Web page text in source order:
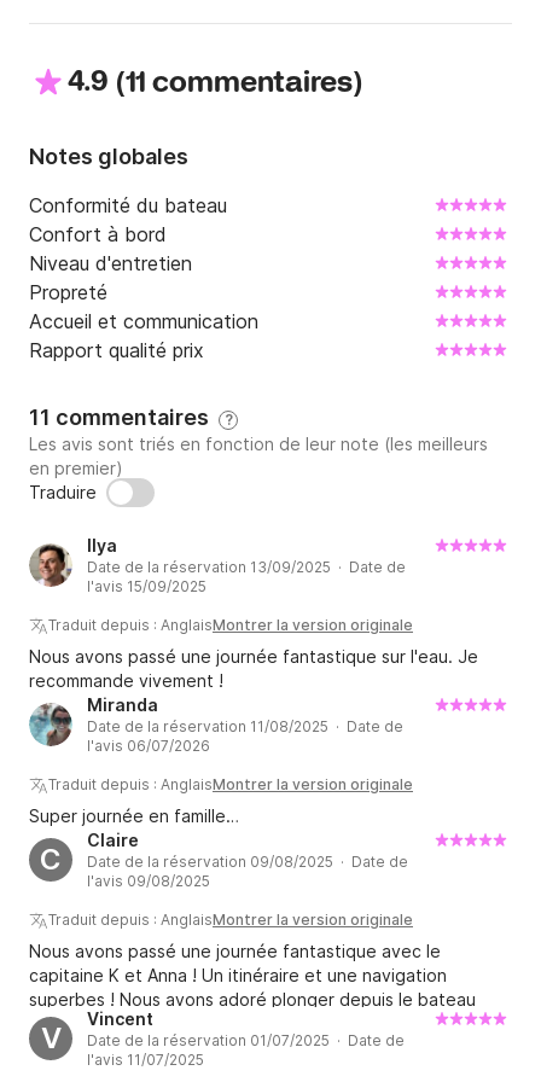
Qu'est-ce que tu attends? Envoie-nous un message!
4.9 (11 commentaires)
Notes globales
Conformité du bateau
Confort à bord
Niveau d'entretien
Propreté
Accueil et communication
Rapport qualité prix
11 commentaires ?
Les avis sont triés en fonction de leur note (les meilleurs
en premier)
Traduire
Ilya
Date de la réservation 13/09/2025 · Date de
l'avis 15/09/2025
Traduit depuis : AnglaisMontrer la version originale
Nous avons passé une journée fantastique sur l'eau. Je
recommande vivement !
Miranda
Date de la réservation 11/08/2025 · Date de
l'avis 06/07/2026
Traduit depuis : AnglaisMontrer la version originale
Super journée en famille…
C
Claire
Date de la réservation 09/08/2025 · Date de
l'avis 09/08/2025
Traduit depuis : AnglaisMontrer la version originale
Nous avons passé une journée fantastique avec le
capitaine K et Anna ! Un itinéraire et une navigation
superbes ! Nous avons adoré plonger depuis le bateau
dans de magnifiques criques. Sans oublier un délicieux
déjeuner, ainsi que des boissons et des repas à bord !
Merci beaucoup pour votre accueil si chaleureux !
V
Vincent
Date de la réservation 01/07/2025 · Date de
l'avis 11/07/2025